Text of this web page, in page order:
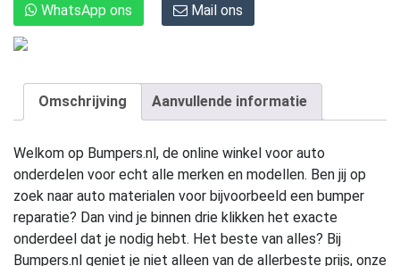
WhatsApp ons Mail ons
Omschrijving Aanvullende informatie
Welkom op Bumpers.nl, de online winkel voor auto
onderdelen voor echt alle merken en modellen. Ben jij op
zoek naar auto materialen voor bijvoorbeeld een bumper
reparatie? Dan vind je binnen drie klikken het exacte
onderdeel dat je nodig hebt. Het beste van alles? Bij
Bumpers.nl geniet je niet alleen van de allerbeste prijs, onze